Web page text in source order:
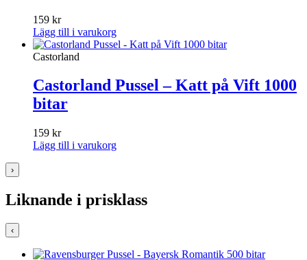
159 kr
Lägg till i varukorg
Castorland
Castorland Pussel – Katt på Vift 1000
bitar
159 kr
Lägg till i varukorg
›
Liknande i prisklass
‹